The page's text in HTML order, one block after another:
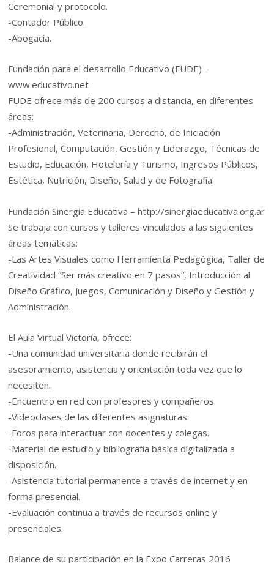
Ceremonial y protocolo.
-Contador Público.
-Abogacía.
Fundación para el desarrollo Educativo (FUDE) –
www.educativo.net
FUDE ofrece más de 200 cursos a distancia, en diferentes
áreas:
-Administración, Veterinaria, Derecho, de Iniciación
Profesional, Computación, Gestión y Liderazgo, Técnicas de
Estudio, Educación, Hotelería y Turismo, Ingresos Públicos,
Estética, Nutrición, Diseño, Salud y de Fotografía.
Fundación Sinergia Educativa – http://sinergiaeducativa.org.ar
Se trabaja con cursos y talleres vinculados a las siguientes
áreas temáticas:
-Las Artes Visuales como Herramienta Pedagógica, Taller de
Creatividad “Ser más creativo en 7 pasos”, Introducción al
Diseño Gráfico, Juegos, Comunicación y Diseño y Gestión y
Administración.
El Aula Virtual Victoria, ofrece:
-Una comunidad universitaria donde recibirán el
asesoramiento, asistencia y orientación toda vez que lo
necesiten.
-Encuentro en red con profesores y compañeros.
-Videoclases de las diferentes asignaturas.
-Foros para interactuar con docentes y colegas.
-Material de estudio y bibliografía básica digitalizada a
disposición.
-Asistencia tutorial permanente a través de internet y en
forma presencial.
-Evaluación continua a través de recursos online y
presenciales.
Balance de su participación en la Expo Carreras 2016